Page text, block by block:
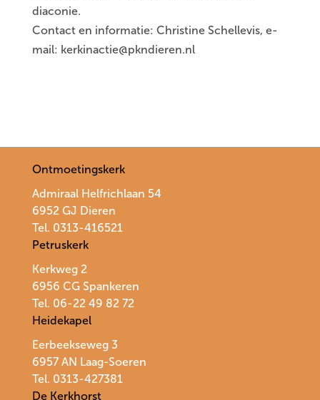
diaconie.
Contact en informatie: Christine Schellevis, e-
mail: kerkinactie@pkndieren.nl
Ontmoetingskerk
Admiraal Helfrichlaan 54
6952 GJ Dieren
Tel. 0313-416521
Petruskerk
Kerkweg 2
6956 CG Spankeren
Tel. 06-22 49 82 72
Heidekapel
Eerbeekseweg 3
6957 AN Laag-Soeren
Tel. 0313-427381
De Kerkhorst